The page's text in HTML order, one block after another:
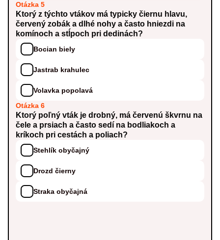
Otázka 5
Ktorý z týchto vtákov má typicky čiernu hlavu,
červený zobák a dlhé nohy a často hniezdi na
komínoch a stĺpoch pri dedinách?
Bocian biely
Jastrab krahulec
Volavka popolavá
Otázka 6
Ktorý poľný vták je drobný, má červenú škvrnu na
čele a prsiach a často sedí na bodliakoch a
kríkoch pri cestách a poliach?
Stehlík obyčajný
Drozd čierny
Straka obyčajná